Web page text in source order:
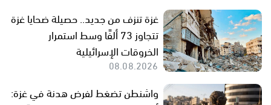
غزة تنزف من جديد.. حصيلة ضحايا غزة
تتجاوز 73 ألفًا وسط استمرار
الخروقات الإسرائيلية
08.08.2026
واشنطن تضغط لفرض هدنة في غزة: